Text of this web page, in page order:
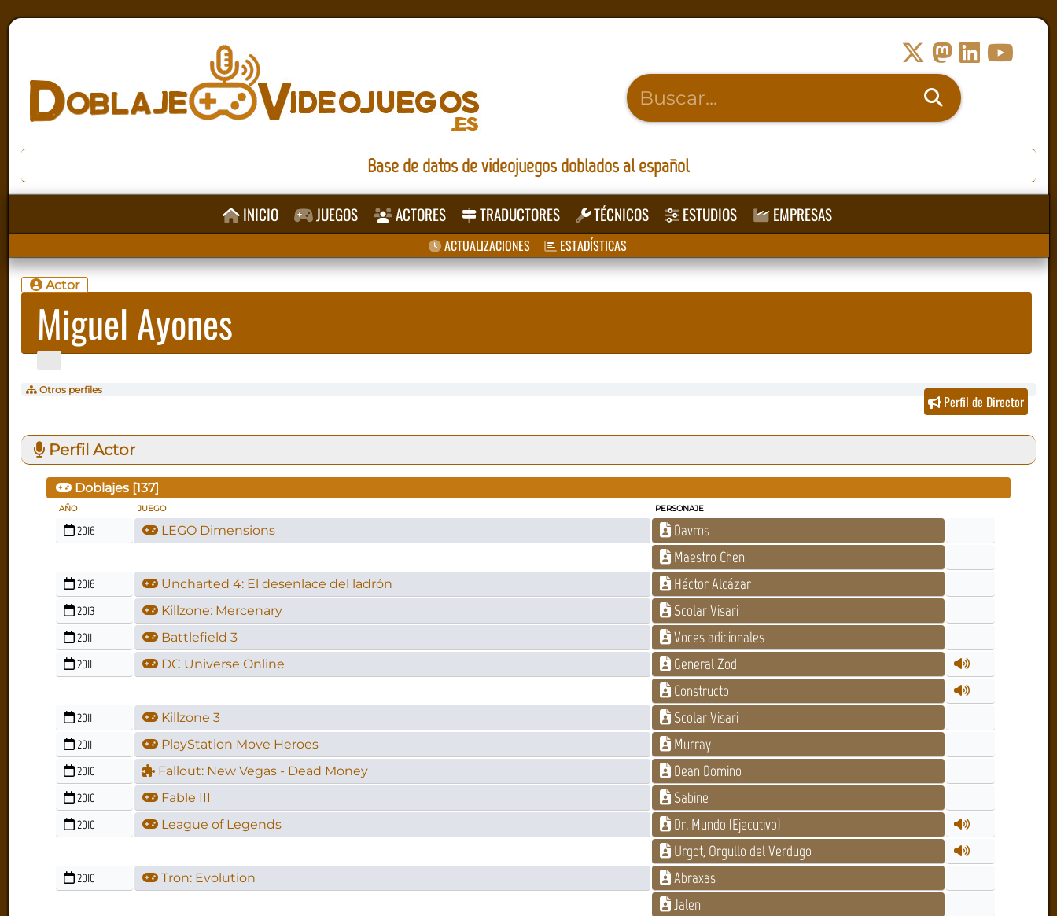
Base de datos de videojuegos doblados al español
INICIO JUEGOS ACTORES TRADUCTORES TÉCNICOS ESTUDIOS EMPRESAS
ACTUALIZACIONES ESTADÍSTICAS
Actor
Miguel Ayones
Otros perfiles
Perfil de Director
Perfil Actor
Doblajes [137]
AÑO JUEGO PERSONAJE
2016 LEGO Dimensions
Davros
Maestro Chen
2016 Uncharted 4: El desenlace del ladrón Héctor Alcázar
2013 Killzone: Mercenary Scolar Visari
2011 Battlefield 3 Voces adicionales
2011 DC Universe Online
General Zod
Constructo
2011 Killzone 3 Scolar Visari
2011 PlayStation Move Heroes Murray
2010 Fallout: New Vegas - Dead Money Dean Domino
2010 Fable III Sabine
2010 League of Legends
Dr. Mundo (Ejecutivo)
Urgot, Orgullo del Verdugo
2010 Tron: Evolution
Abraxas
Jalen